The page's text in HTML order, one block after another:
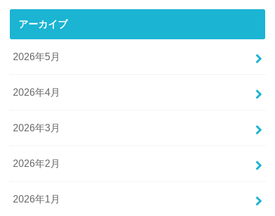
アーカイブ
2026年5月
2026年4月
2026年3月
2026年2月
2026年1月